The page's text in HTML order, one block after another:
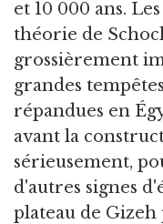
et 10 000 ans.
théorie de
grossièrement
grandes
répandues en
avant la
sérieusement,
d'autres signes
plateau de